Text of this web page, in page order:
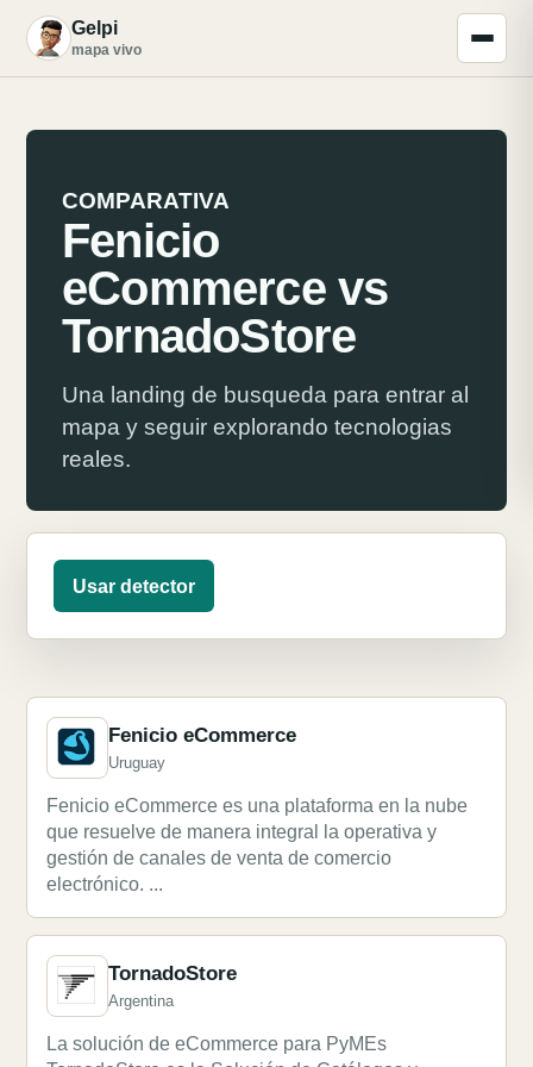
G Gelpi
mapa vivo
COMPARATIVA
Fenicio
eCommerce vs
TornadoStore
Una landing de busqueda para entrar al
mapa y seguir explorando tecnologias
reales.
Usar detector
Fenicio eCommerce
Uruguay
Fenicio eCommerce es una plataforma en la nube
que resuelve de manera integral la operativa y
gestión de canales de venta de comercio
electrónico. ...
TornadoStore
Argentina
La solución de eCommerce para PyMEs